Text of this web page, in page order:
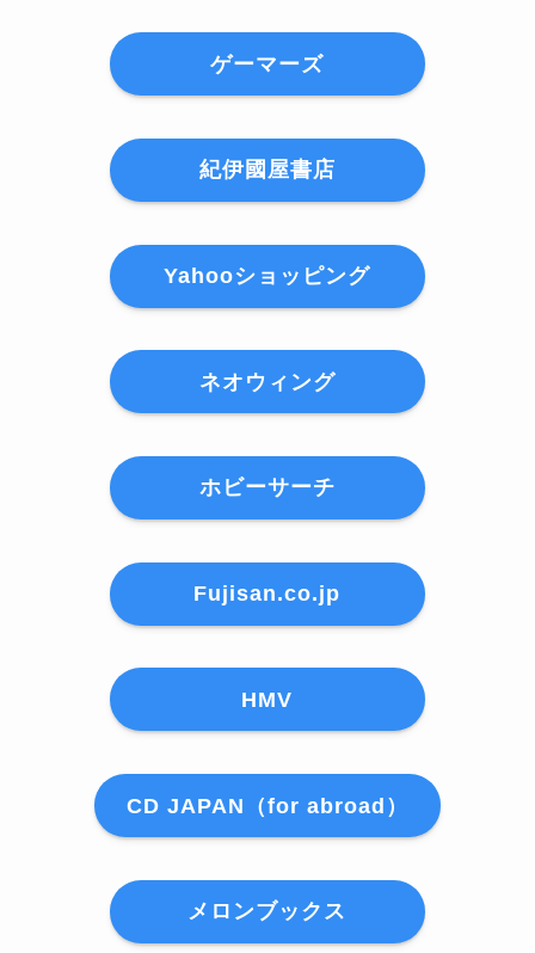
ゲーマーズ
紀伊國屋書店
Yahooショッピング
ネオウィング
ホビーサーチ
Fujisan.co.jp
HMV
CD JAPAN（for abroad）
メロンブックス